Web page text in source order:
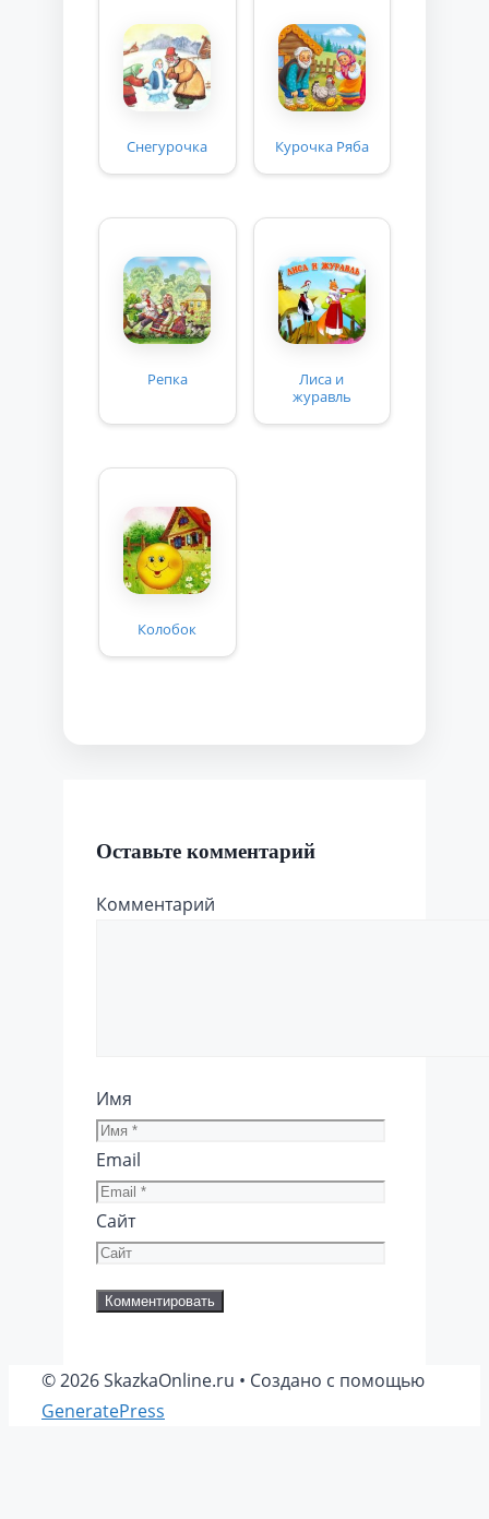
Снегурочка Курочка Ряба
Репка
Лиса и
журавль
Колобок
Оставьте комментарий
Комментарий
Имя
Email
Сайт
© 2026 SkazkaOnline.ru • Создано с помощью
GeneratePress